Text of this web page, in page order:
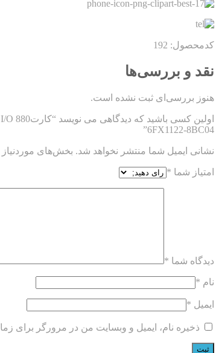
کدمحصول: 192
نقد و بررسی‌ها
هنوز بررسی‌ای ثبت نشده است.
اولین کسی باشید که دیدگاهی می نویسد “کارتI/O 880
6FX1122-8BC04”
نشانی ایمیل شما منتشر نخواهد شد. بخش‌های
امتیاز شما *
دیدگاه شما *
نام *
ایمیل *
ذخیره نام، ایمیل و وبسایت من در مرورگر برای